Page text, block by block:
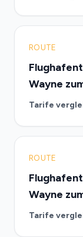
ROUTE
Wayne
Tarife
ROUTE
Wayne
Tarife